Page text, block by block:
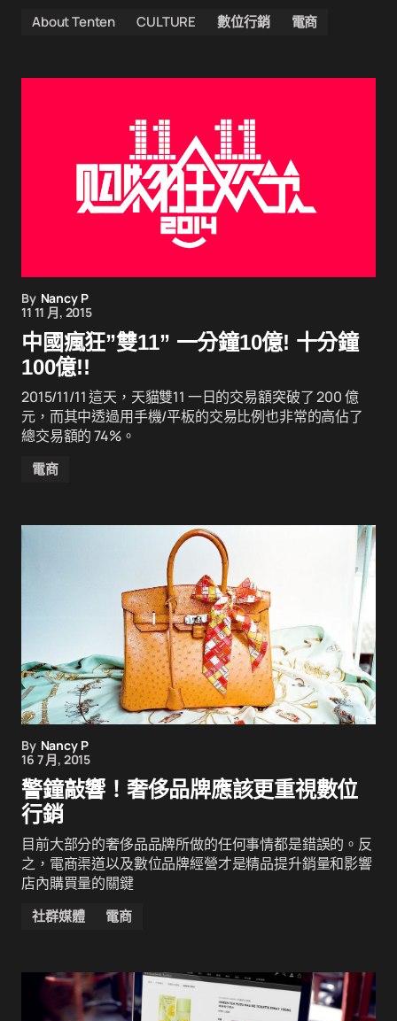
About Tenten CULTURE 數位行銷 電商
By Nancy P
11 11 月, 2015
中國瘋狂”雙11” 一分鐘10億! 十分鐘
100億!!
2015/11/11 這天，天貓雙11 一日的交易額突破了 200 億
元，而其中透過用手機/平板的交易比例也非常的高佔了
總交易額的 74%。
電商
By Nancy P
16 7 月, 2015
警鐘敲響！奢侈品牌應該更重視數位
行銷
目前大部分的奢侈品品牌所做的任何事情都是錯誤的。反
之，電商渠道以及數位品牌經營才是精品提升銷量和影響
店內購買量的關鍵
社群媒體 電商